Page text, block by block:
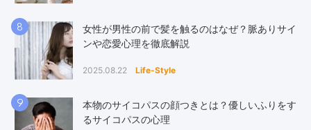
8
女性が男性の前で髪を触るのはなぜ？脈ありサイ
ンや恋愛心理を徹底解説
2025.08.22 Life-Style
9
本物のサイコパスの顔つきとは？優しいふりをす
るサイコパスの心理